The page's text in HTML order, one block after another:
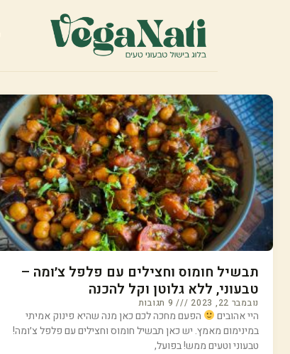
תבשיל חומוס וחצילים עם פלפל צ׳ומה –
טבעוני, ללא גלוטן וקל להכנה
נובמבר 22, 2023 9 תגובות
היי אהובים
הפעם מחכה לכם כאן מנה שהיא פינוק אמיתי
במינימום מאמץ. יש כאן תבשיל חומוס וחצילים עם פלפל צ׳ומה!
טבעוני וטעים ממש! בפועל,